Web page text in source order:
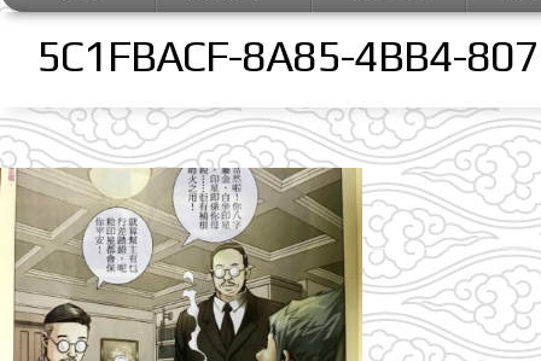
5C1FBACF-8A85-4BB4-